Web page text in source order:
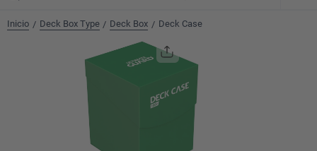
Inicio / Deck Box Type / Deck Box / Deck Case